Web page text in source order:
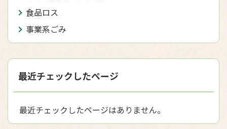
食品ロス
事業系ごみ
最近チェックしたページ
最近チェックしたページはありません。